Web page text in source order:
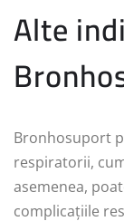
Alte
Bronhosuport
respiratorii,
asemenea,
complicațiile